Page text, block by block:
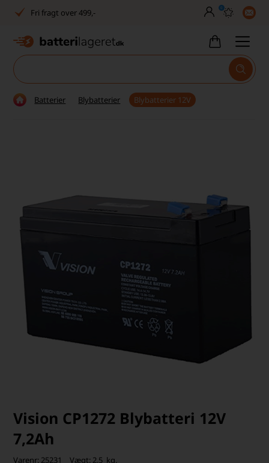
Fri fragt over 499,-
Dansk lager
1040+ glade kunder på Trustpilot
0
Batterier Blybatterier Blybatterier 12V
Vision CP1272 Blybatteri 12V
7,2Ah
Varenr: 25231 Vægt: 2,5 kg.